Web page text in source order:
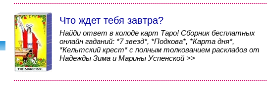
Что ждет тебя завтра?
Найди ответ в колоде карт Таро! Сборник бесплатных
онлайн гаданий: *7 звезд*, *Подкова*, *Карта дня*,
*Кельтский крест* с полным толкованием раскладов от
Надежды Зима и Марины Успенской >>